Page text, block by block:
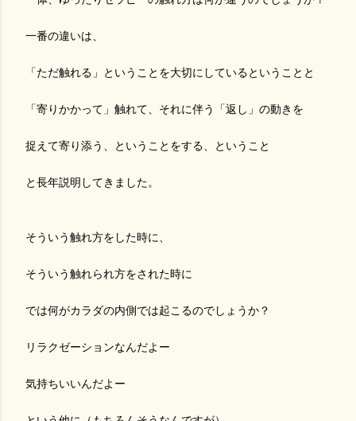
一番の違いは、
「ただ触れる」ということを大切にしているということと
「寄りかかって」触れて、それに伴う「返し」の動きを
捉えて寄り添う、ということをする、ということ
と長年説明してきました。
そういう触れ方をした時に、
そういう触れられ方をされた時に
では何がカラダの内側では起こるのでしょうか？
リラクゼーションなんだよー
気持ちいいんだよー